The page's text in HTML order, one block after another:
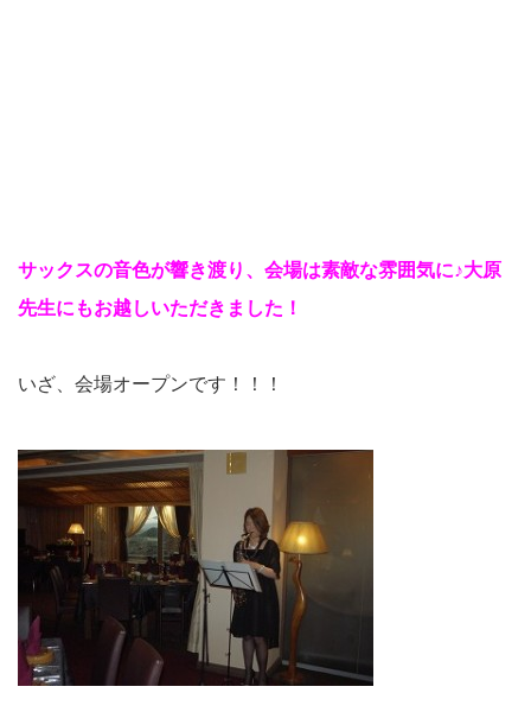
サックスの音色が響き渡り、会場は素敵な雰囲気に♪大原
先生にもお越しいただきました！
いざ、会場オープンです！！！